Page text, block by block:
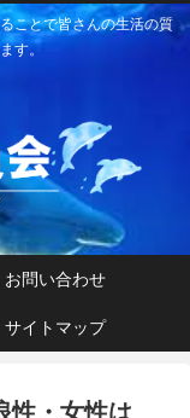
ことで皆さんの生活の質
す。
お問い合わせ
サイトマップ
性・女性は